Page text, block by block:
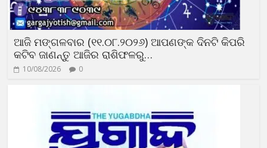
ଆଜି ମଙ୍ଗଳବାର (୧୧.୦୮.୨୦୨୬) ଆପଣଙ୍କ ଦିନଟି କିପରି
କଟିବ ଜାଣନ୍ତୁ ଆଜିର ରାଶିଫଳରୁ…
10/08/2026 0